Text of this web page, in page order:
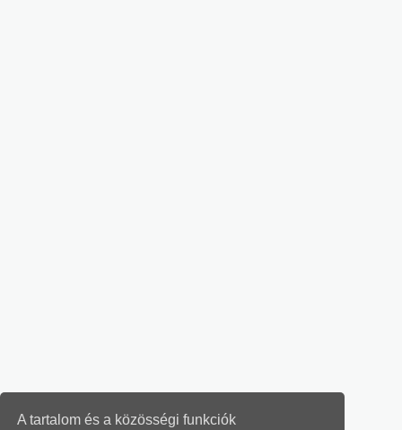
A tartalom és a közösségi funkciók